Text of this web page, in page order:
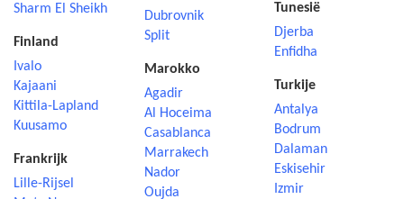
Sharm El Sheikh
Finland
Ivalo
Kajaani
Kittila-Lapland
Kuusamo
Frankrijk
Lille-Rijsel
Dubrovnik
Split
Marokko
Agadir
Al Hoceima
Casablanca
Marrakech
Nador
Oujda
Tunesië
Djerba
Enfidha
Turkije
Antalya
Bodrum
Dalaman
Eskisehir
Izmir